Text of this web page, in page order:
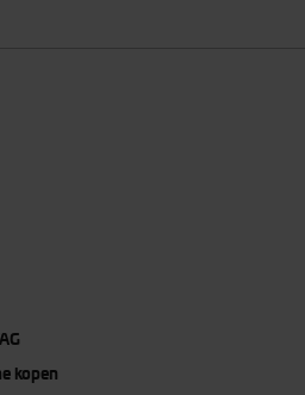
kopen